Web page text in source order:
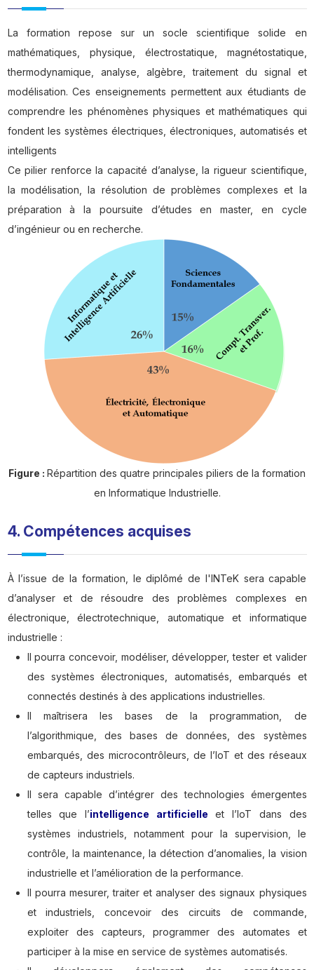
La formation repose sur un socle scientifique solide en
mathématiques, physique, électrostatique, magnétostatique,
thermodynamique, analyse, algèbre, traitement du signal et
modélisation. Ces enseignements permettent aux étudiants de
comprendre les phénomènes physiques et mathématiques qui
fondent les systèmes électriques, électroniques, automatisés et
intelligents
Ce pilier renforce la capacité d’analyse, la rigueur scientifique,
la modélisation, la résolution de problèmes complexes et la
préparation à la poursuite d’études en master, en cycle
d’ingénieur ou en recherche.
Figure : Répartition des quatre principales piliers de la formation
en Informatique Industrielle.
4. Compétences acquises
À l’issue de la formation, le diplômé de l'INTeK sera capable
d’analyser et de résoudre des problèmes complexes en
électronique, électrotechnique, automatique et informatique
industrielle :
Il pourra concevoir, modéliser, développer, tester et valider
des systèmes électroniques, automatisés, embarqués et
connectés destinés à des applications industrielles.
Il maîtrisera les bases de la programmation, de
l’algorithmique, des bases de données, des systèmes
embarqués, des microcontrôleurs, de l’IoT et des réseaux
de capteurs industriels.
Il sera capable d’intégrer des technologies émergentes
telles que l’intelligence artificielle et l’IoT dans des
systèmes industriels, notamment pour la supervision, le
contrôle, la maintenance, la détection d’anomalies, la vision
industrielle et l’amélioration de la performance.
Il pourra mesurer, traiter et analyser des signaux physiques
et industriels, concevoir des circuits de commande,
exploiter des capteurs, programmer des automates et
participer à la mise en service de systèmes automatisés.